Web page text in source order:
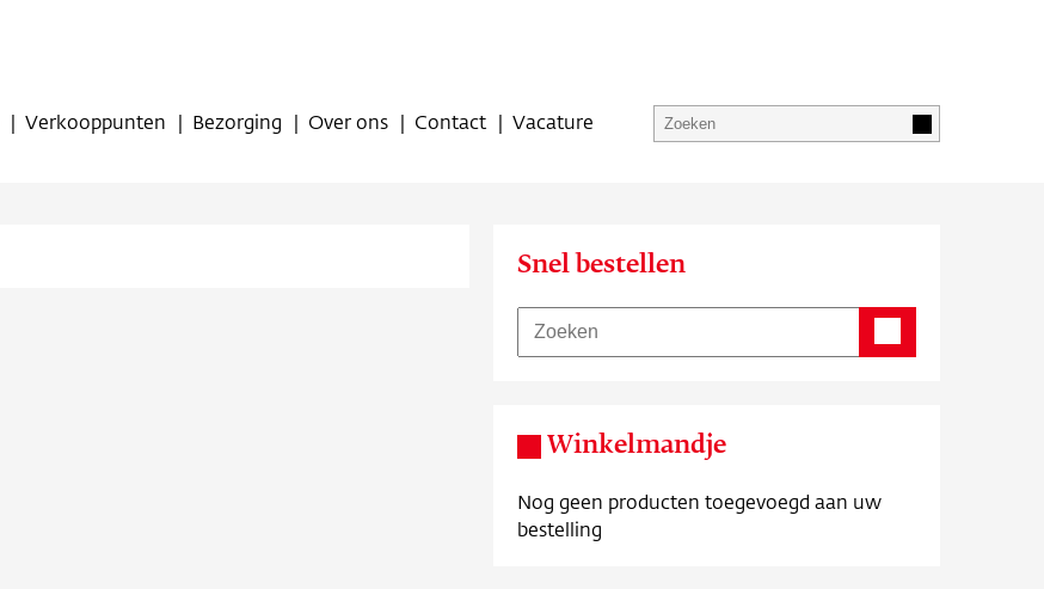
Verkooppunten Bezorging Over ons Contact Vacature
Snel bestellen
Winkelmandje
Nog geen producten toegevoegd aan uw
bestelling